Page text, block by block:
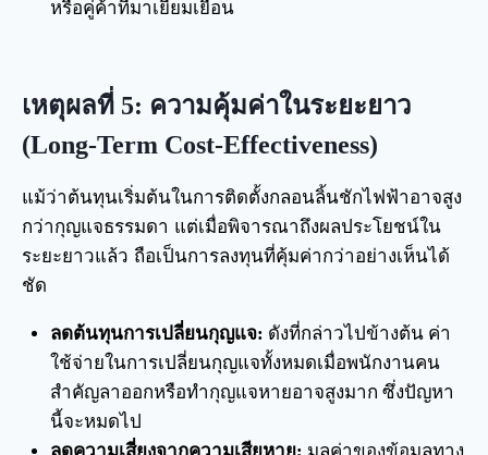
หรือคู่ค้าที่มาเยี่ยมเยือน
เหตุผลที่ 5: ความคุ้มค่าในระยะยาว
(Long-Term Cost-Effectiveness)
แม้ว่าต้นทุนเริ่มต้นในการติดตั้งกลอนลิ้นชักไฟฟ้าอาจสูง
กว่ากุญแจธรรมดา แต่เมื่อพิจารณาถึงผลประโยชน์ใน
ระยะยาวแล้ว ถือเป็นการลงทุนที่คุ้มค่ากว่าอย่างเห็นได้
ชัด
ลดต้นทุนการเปลี่ยนกุญแจ: ดังที่กล่าวไปข้างต้น ค่า
ใช้จ่ายในการเปลี่ยนกุญแจทั้งหมดเมื่อพนักงานคน
สำคัญลาออกหรือทำกุญแจหายอาจสูงมาก ซึ่งปัญหา
นี้จะหมดไป
ลดความเสี่ยงจากความเสียหาย: มูลค่าของข้อมูลทาง